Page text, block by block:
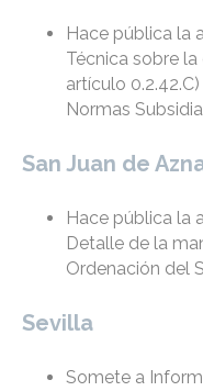
Hace pública la
Técnica sobre
artículo
Normas
San Juan de
Hace pública la
Detalle de la
Ordenación del
Sevilla
Somete a